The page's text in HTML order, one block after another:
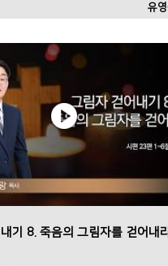
유
기 8. 죽음의 그림자를 걷어내